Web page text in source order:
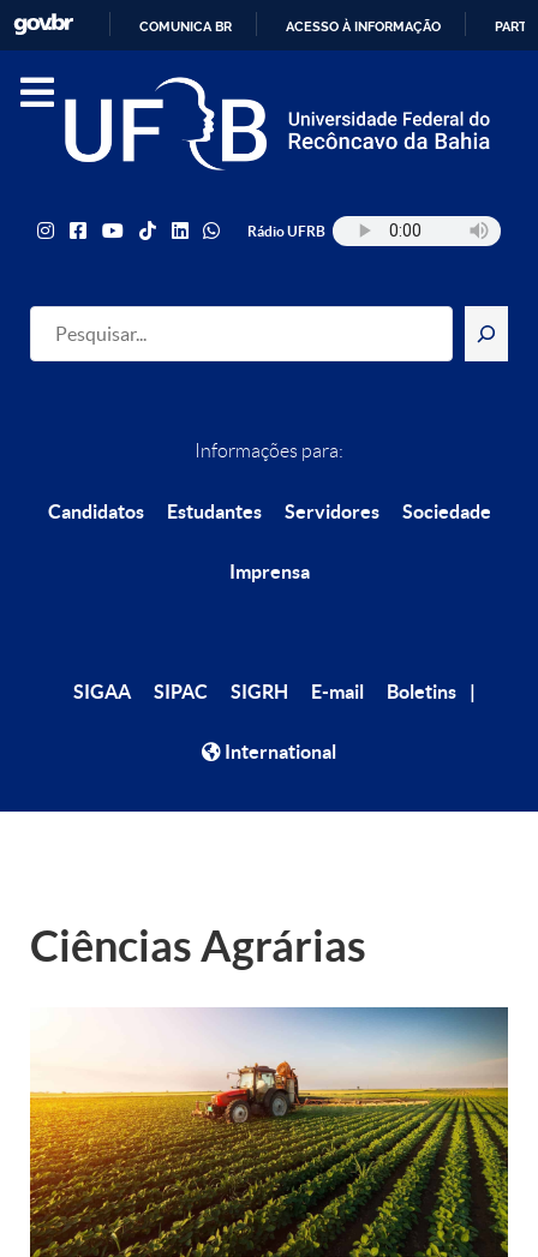
PARA
COMUNICA BR ACESSO À INFORMAÇÃO
Informações para:
Candidatos Estudantes Servidores Sociedade
Imprensa
SIGAA SIPAC SIGRH E-mail Boletins
International
Rádio UFRB
Pesquisar
Ciências Agrárias